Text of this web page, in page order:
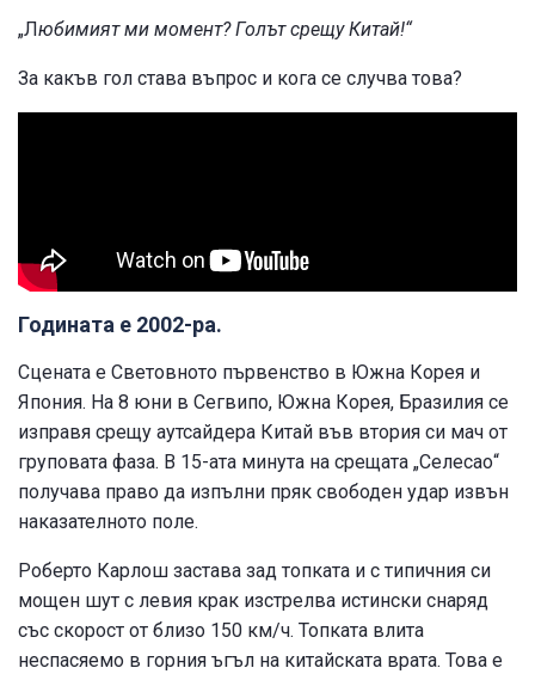
„Любимият ми момент? Голът срещу Китай!“
За какъв гол става въпрос и кога се случва това?
Годината е 2002-ра.
Сцената е Световното първенство в Южна Корея и
Япония. На 8 юни в Сегвипо, Южна Корея, Бразилия се
изправя срещу аутсайдера Китай във втория си мач от
груповата фаза. В 15-ата минута на срещата „Селесао“
получава право да изпълни пряк свободен удар извън
наказателното поле.
Роберто Карлош застава зад топката и с типичния си
мощен шут с левия крак изстрелва истински снаряд
със скорост от близо 150 км/ч. Топката влита
неспасяемо в горния ъгъл на китайската врата. Това е